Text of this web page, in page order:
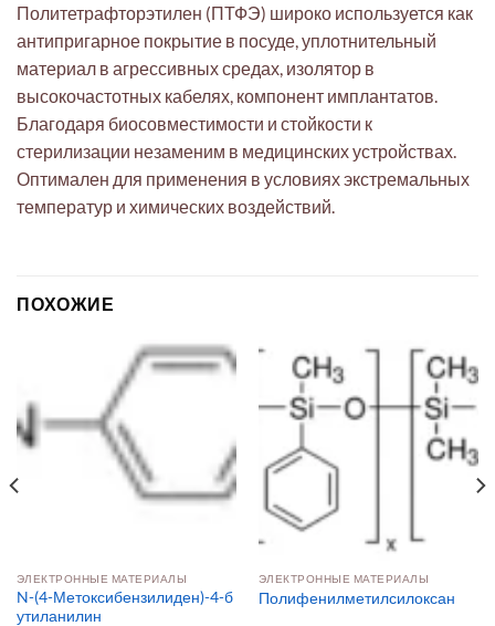
Политетрафторэтилен (ПТФЭ) широко используется как
антипригарное покрытие в посуде, уплотнительный
материал в агрессивных средах, изолятор в
высокочастотных кабелях, компонент имплантатов.
Благодаря биосовместимости и стойкости к
стерилизации незаменим в медицинских устройствах.
Оптимален для применения в условиях экстремальных
температур и химических воздействий.
ПОХОЖИЕ
ЭЛЕКТРОННЫЕ МАТЕРИАЛЫ
N-(4-Метоксибензилиден)-4-б
утиланилин
ЭЛЕКТРОННЫЕ МАТЕРИАЛЫ
Полифенилметилсилоксан